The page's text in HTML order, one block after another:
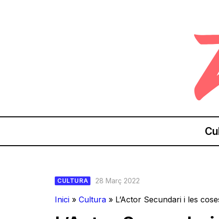
CULTURA 28 Març 2022
Inici » Cultura » L’Actor Secundari i les